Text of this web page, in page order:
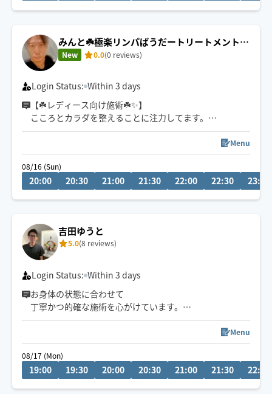
みんと☘️極楽リンパぱうだートリートメント🪔
✨
New 0.0(0 reviews)
Login Status: Within 3 days
【☘️レディース向け施術☘️✨】
こころとカラダを整えることに注力してます。
温かい手、心身ともリラックスタイム
これまで東京港区にて活動していました。結婚を機にぐ
※他ルートお客様のため、前日24時までにチャットをお
願いします🙇
Menu
08/16 (Sun)
20:00 20:30 21:00 21:30 22:00 22:30 23:00
吉田ゆうと
5.0(8 reviews)
Login Status: Within 3 days
お身体の状態に合わせて
丁寧かつ的確な施術を心がけています。
日々の疲れをリセットしたい方、ぜひお任せください。
深く効かせる強めの施術を得意としており、
「しっかりほぐされたい」という方から多くのご好評を
いただいています。
Menu
08/17 (Mon)
19:00 19:30 20:00 20:30 21:00 21:30 22:00